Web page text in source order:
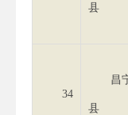
县
34
昌
县